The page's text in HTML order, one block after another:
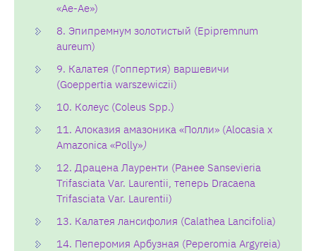
«Ae-Ae»)
8. Эпипремнум золотистый (Epipremnum
aureum)
9. Калатея (Гоппертия) варшевичи
(Goeppertia warszewiczii)
10. Колеус (Coleus Spp.)
11. Алоказия амазоника «Полли» (Alocasia х
Amazonica «Polly»)
12. Драцена Лауренти (Ранее Sansevieria
Trifasciata Var. Laurentii, теперь Dracaena
Trifasciata Var. Laurentii)
13. Калатея лансифолия (Calathea Lancifolia)
14. Пеперомия Арбузная (Peperomia Argyreia)